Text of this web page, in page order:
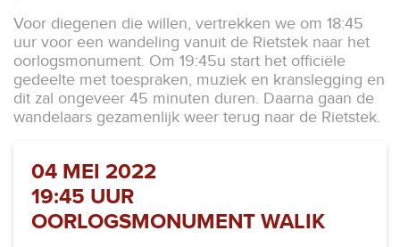
Voor diegenen die willen, vertrekken we om 18:45
uur voor een wandeling vanuit de Rietstek naar het
oorlogsmonument. Om 19:45u start het officiële
gedeelte met toespraken, muziek en kranslegging en
dit zal ongeveer 45 minuten duren. Daarna gaan de
wandelaars gezamenlijk weer terug naar de Rietstek.
04 MEI 2022
19:45 UUR
OORLOGSMONUMENT WALIK